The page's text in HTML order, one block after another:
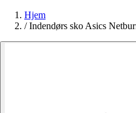
Hjem
/ Indendørs sko Asics